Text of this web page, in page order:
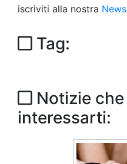
iscriviti alla nostra
Tag:
Notizie
interessarti: